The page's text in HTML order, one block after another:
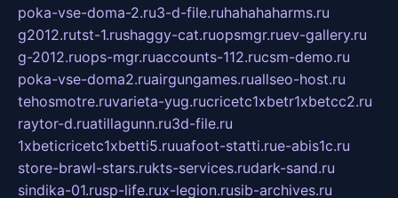
poka-vse-doma-2.ru3-d-file.ruhahahaharms.ru
g2012.rutst-1.rushaggy-cat.ruopsmgr.ruev-gallery.ru
g-2012.ruops-mgr.ruaccounts-112.rucsm-demo.ru
poka-vse-doma2.ruairgungames.ruallseo-host.ru
tehosmotre.ruvarieta-yug.rucricetc1xbetr1xbetcc2.ru
raytor-d.ruatillagunn.ru3d-file.ru
1xbeticricetc1xbetti5.ruuafoot-statti.rue-abis1c.ru
store-brawl-stars.rukts-services.rudark-sand.ru
sindika-01.rusp-life.rux-legion.rusib-archives.ru